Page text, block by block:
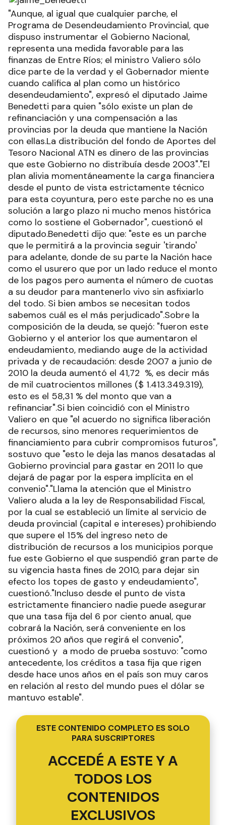
"Aunque, al igual que cualquier parche, el
Programa de Desendeudamiento Provincial, que
dispuso instrumentar el Gobierno Nacional,
representa una medida favorable para las
finanzas de Entre Ríos; el ministro Valiero sólo
dice parte de la verdad y el Gobernador miente
cuando califica al plan como un histórico
desendeudamiento", expresó el diputado Jaime
Benedetti para quien "sólo existe un plan de
refinanciación y una compensación a las
provincias por la deuda que mantiene la Nación
con ellas.La distribución del fondo de Aportes del
Tesoro Nacional ATN es dinero de las provincias
que este Gobierno no distribuía desde 2003"."El
plan alivia momentáneamente la carga financiera
desde el punto de vista estrictamente técnico
para esta coyuntura, pero este parche no es una
solución a largo plazo ni mucho menos histórica
como lo sostiene el Gobernador", cuestionó el
diputado.Benedetti dijo que: "este es un parche
que le permitirá a la provincia seguir 'tirando'
para adelante, donde de su parte la Nación hace
como el usurero que por un lado reduce el monto
de los pagos pero aumenta el número de cuotas
a su deudor para mantenerlo vivo sin asfixiarlo
del todo. Si bien ambos se necesitan todos
sabemos cuál es el más perjudicado".Sobre la
composición de la deuda, se quejó: "fueron este
Gobierno y el anterior los que aumentaron el
endeudamiento, mediando auge de la actividad
privada y de recaudación: desde 2007 a junio de
2010 la deuda aumentó el 41,72 %, es decir más
de mil cuatrocientos millones ($ 1.413.349.319),
esto es el 58,31 % del monto que van a
refinanciar".Si bien coincidió con el Ministro
Valiero en que "el acuerdo no significa liberación
de recursos, sino menores requerimientos de
financiamiento para cubrir compromisos futuros",
sostuvo que "esto le deja las manos desatadas al
Gobierno provincial para gastar en 2011 lo que
dejará de pagar por la espera implícita en el
convenio"."Llama la atención que el Ministro
Valiero aluda a la ley de Responsabilidad Fiscal,
por la cual se estableció un límite al servicio de
deuda provincial (capital e intereses) prohibiendo
que supere el 15% del ingreso neto de
distribución de recursos a los municipios porque
fue este Gobierno el que suspendió gran parte de
su vigencia hasta fines de 2010, para dejar sin
efecto los topes de gasto y endeudamiento",
cuestionó."Incluso desde el punto de vista
estrictamente financiero nadie puede asegurar
que una tasa fija del 6 por ciento anual, que
cobrará la Nación, será conveniente en los
próximos 20 años que regirá el convenio",
cuestionó y a modo de prueba sostuvo: "como
antecedente, los créditos a tasa fija que rigen
desde hace unos años en el país son muy caros
en relación al resto del mundo pues el dólar se
mantuvo estable".
ESTE CONTENIDO COMPLETO ES SOLO
PARA SUSCRIPTORES
ACCEDÉ A ESTE Y A
TODOS LOS
CONTENIDOS
EXCLUSIVOS